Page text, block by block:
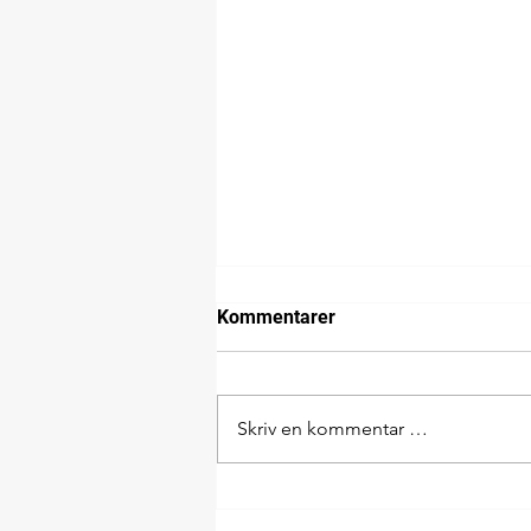
Kommentarer
Skriv en kommentar …